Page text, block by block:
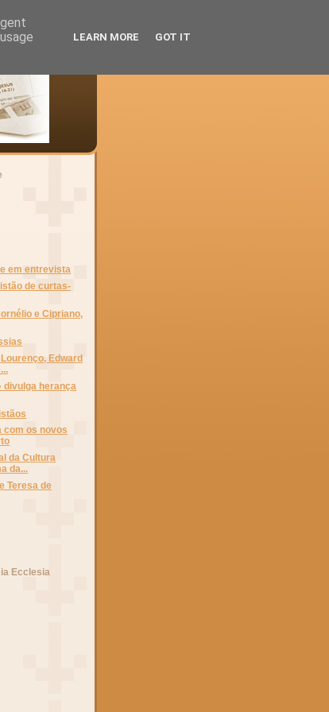
em entrevista
de curtas-
e Cipriano,
Edward
divulga herança
com os novos
da Cultura
da...
Teresa de
Ecclesia
LEARN MORE GOT IT